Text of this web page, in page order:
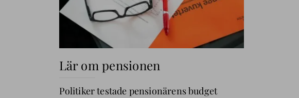
Lär om pensionen
Politiker testade pensionärens budget